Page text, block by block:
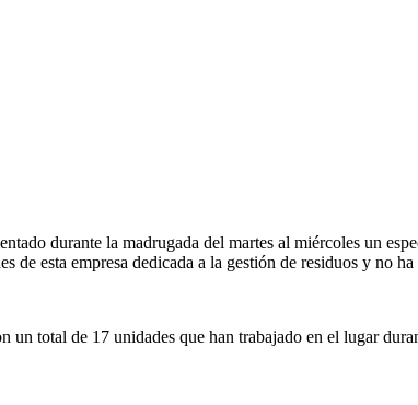
durante la madrugada del martes al miércoles un
de esta empresa dedicada a la gestión de residuos y no
total de 17 unidades que han trabajado en el lugar